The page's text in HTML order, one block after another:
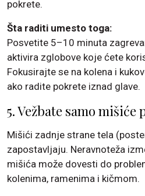
pokrete.
Šta raditi umesto toga:
Posvetite 5–10 minuta
aktivira zglobove koje ćete
Fokusirajte se na kolena i
ako radite pokrete iznad glave.
5. Vežbate samo
Mišići zadnje strane tela
zapostavljaju. Neravnoteža
mišića može dovesti do
kolenima, ramenima i kičmom.